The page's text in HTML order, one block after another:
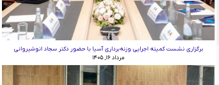
برگزاری نشست کمیته اجرایی وزنه‌برداری آسیا با حضور دکتر سجاد انوشیروانی
مرداد ۱۶, ۱۴۰۵